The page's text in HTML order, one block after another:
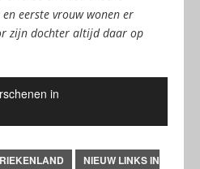
eerste vrouw wonen er
zijn dochter altijd daar op
in
NIEUW LINKS IN